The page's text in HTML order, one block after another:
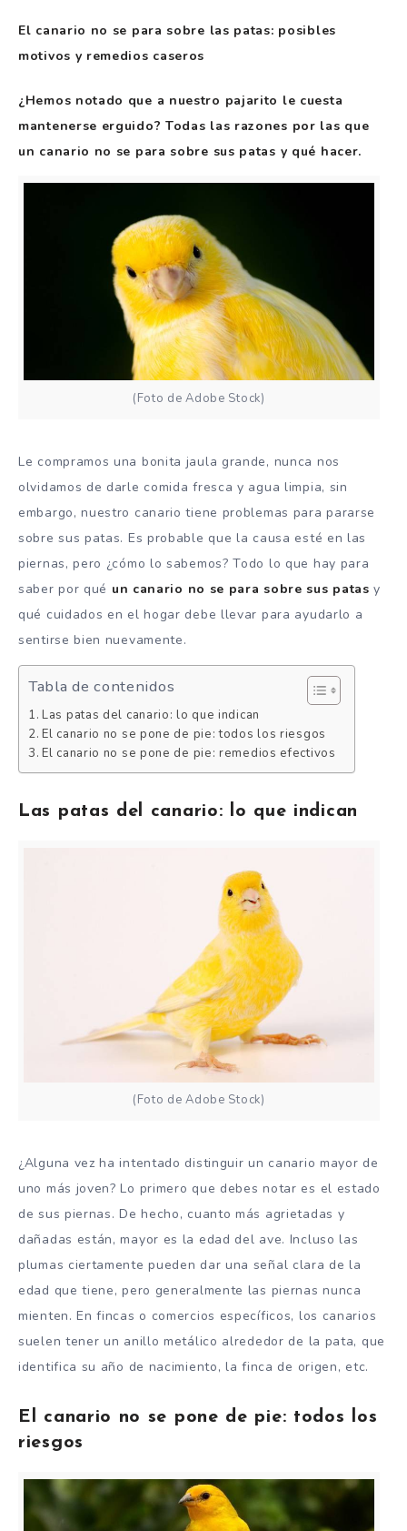
El canario no se para sobre las patas: posibles
motivos y remedios caseros
¿Hemos notado que a nuestro pajarito le cuesta
mantenerse erguido? Todas las razones por las que
un canario no se para sobre sus patas y qué hacer.
(Foto de Adobe Stock)
Le compramos una bonita jaula grande, nunca nos
olvidamos de darle comida fresca y agua limpia, sin
embargo, nuestro canario tiene problemas para pararse
sobre sus patas. Es probable que la causa esté en las
piernas, pero ¿cómo lo sabemos? Todo lo que hay para
saber por qué un canario no se para sobre sus patas y
qué cuidados en el hogar debe llevar para ayudarlo a
sentirse bien nuevamente.
Tabla de contenidos
Las patas del canario: lo que indican
El canario no se pone de pie: todos los riesgos
El canario no se pone de pie: remedios efectivos
Las patas del canario: lo que indican
(Foto de Adobe Stock)
¿Alguna vez ha intentado distinguir un canario mayor de
uno más joven? Lo primero que debes notar es el estado
de sus piernas. De hecho, cuanto más agrietadas y
dañadas están, mayor es la edad del ave. Incluso las
plumas ciertamente pueden dar una señal clara de la
edad que tiene, pero generalmente las piernas nunca
mienten. En fincas o comercios específicos, los canarios
suelen tener un anillo metálico alrededor de la pata, que
identifica su año de nacimiento, la finca de origen, etc.
El canario no se pone de pie: todos los
riesgos